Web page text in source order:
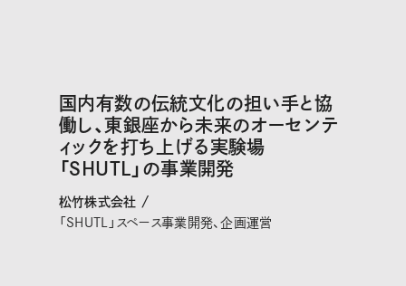
国内有数の伝統文化の担い手と協
働し、東銀座から未来のオーセンテ
ィックを打ち上げる実験場
「SHUTL」の事業開発
松竹株式会社 /
「SHUTL」スペース事業開発、企画運営